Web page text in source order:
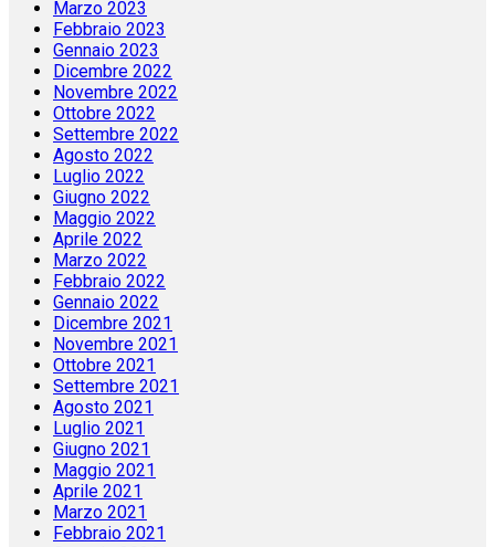
Marzo 2023
Febbraio 2023
Gennaio 2023
Dicembre 2022
Novembre 2022
Ottobre 2022
Settembre 2022
Agosto 2022
Luglio 2022
Giugno 2022
Maggio 2022
Aprile 2022
Marzo 2022
Febbraio 2022
Gennaio 2022
Dicembre 2021
Novembre 2021
Ottobre 2021
Settembre 2021
Agosto 2021
Luglio 2021
Giugno 2021
Maggio 2021
Aprile 2021
Marzo 2021
Febbraio 2021